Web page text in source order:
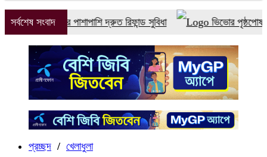
সর্বশেষ সংবাদ
বুকিংয়ের পাশাপাশি দ্রুত রিফান্ড সুবিধা ভিভোর পৃষ্ঠপোষকতায়
প্রচ্ছদ / খেলাধুলা